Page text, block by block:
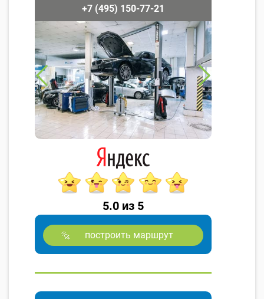
+7 (495) 150-77-21
5.0 из 5
построить маршрут